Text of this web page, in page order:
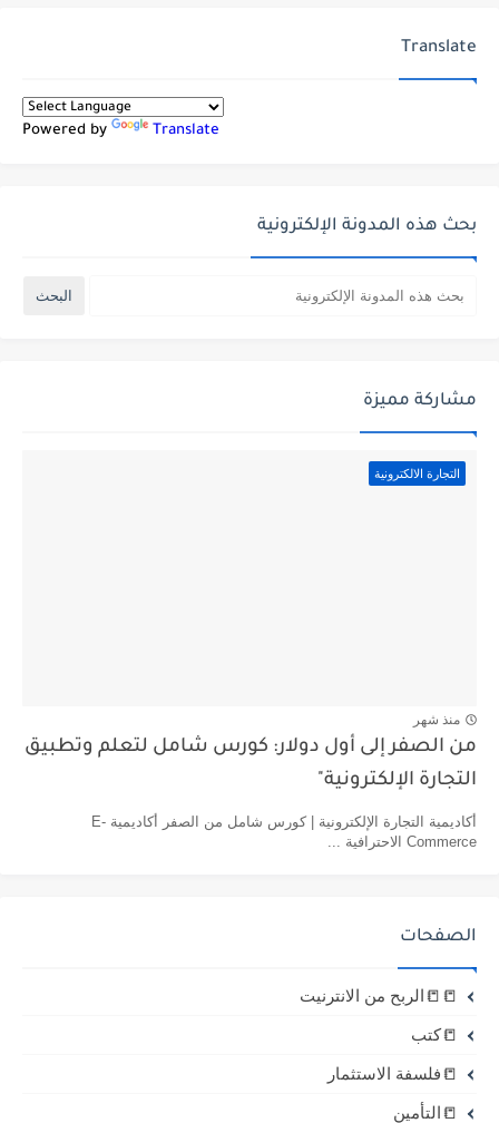
Translate
Powered by Translate
بحث هذه المدونة الإلكترونية
مشاركة مميزة
التجارة الالكترونية
منذ شهر
من الصفر إلى أول دولار: كورس شامل لتعلم وتطبيق
التجارة الإلكترونية"
أكاديمية التجارة الإلكترونية | كورس شامل من الصفر أكاديمية E-
Commerce الاحترافية ...
الصفحات
📒📒الربح من الانترنيت
📒كتب
📒فلسفة الاستثمار
📒التأمين